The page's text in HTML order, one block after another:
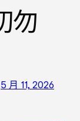
勿
5 月 11, 2026